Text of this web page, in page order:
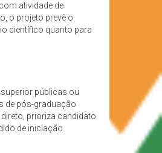
atividade de
o projeto prevê o
científico quanto para
públicas ou
de pós-graduação
prioriza candidato
de iniciação